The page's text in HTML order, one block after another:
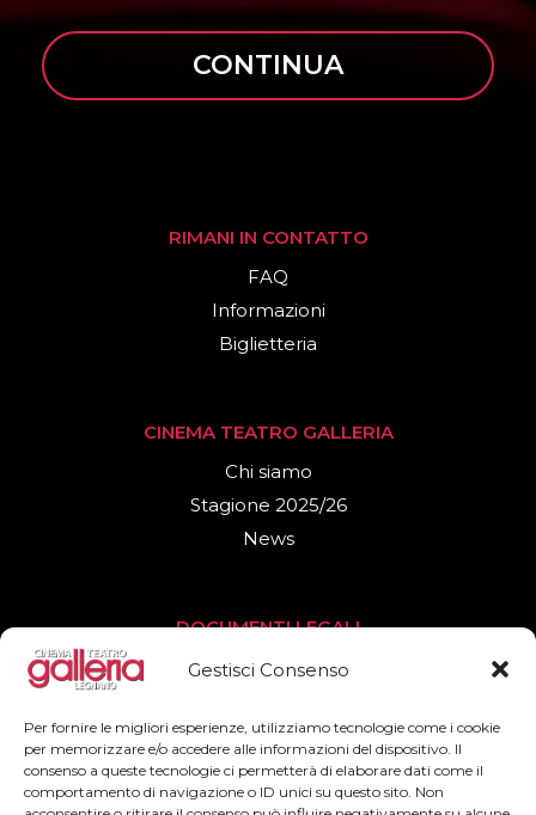
Gestisci Consenso
Per fornire le migliori esperienze, utilizziamo tecnologie come i cookie
per memorizzare e/o accedere alle informazioni del dispositivo. Il
consenso a queste tecnologie ci permetterà di elaborare dati come il
comportamento di navigazione o ID unici su questo sito. Non
CONTINUA
RIMANI IN CONTATTO
FAQ
Informazioni
Biglietteria
CINEMA TEATRO GALLERIA
Chi siamo
Stagione 2025/26
News
DOCUMENTI LEGALI
Privacy Policy
SEGUICI